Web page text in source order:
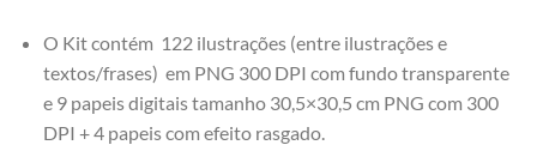
O Kit contém 122 ilustrações (entre ilustrações e
textos/frases) em PNG 300 DPI com fundo transparente
e 9 papeis digitais tamanho 30,5×30,5 cm PNG com 300
DPI + 4 papeis com efeito rasgado.